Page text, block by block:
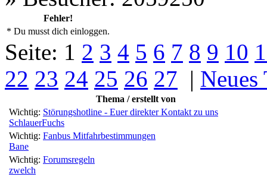
Fehler!
* Du musst dich einloggen.
Seite: 1 2 3 4 5 6 7 8 9 10
22 23 24 25 26 27 | Neues
Thema / erstellt von
Wichtig: Störungshotline - Euer direkter Kontakt zu uns
SchlauerFuchs
Wichtig: Fanbus Mitfahrbestimmungen
Bane
Wichtig: Forumsregeln
zwelch